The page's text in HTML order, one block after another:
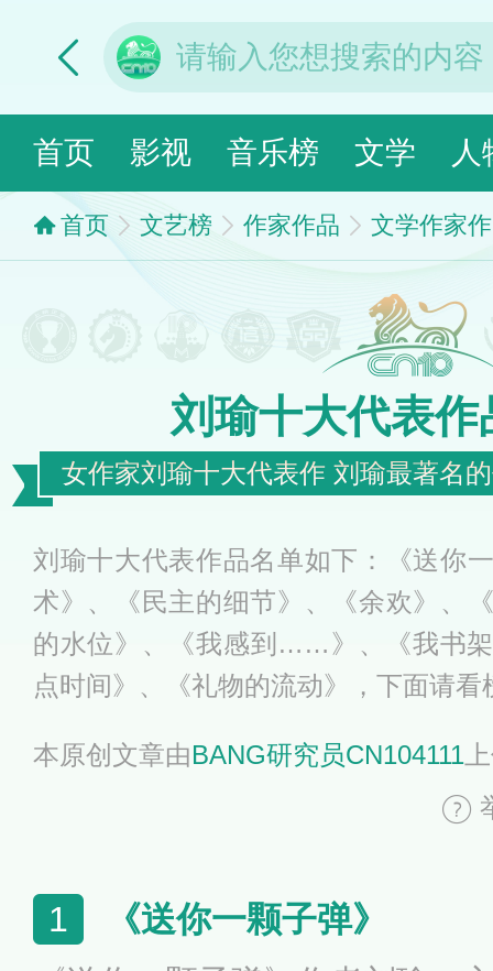
首页 影视 音乐榜 文学 人
首页 文艺榜 作家作品 文学作家
刘瑜十大代表作
女作家刘瑜十大代表作 刘瑜最著名
刘瑜十大代表作品名单如下：《送你
术》、《民主的细节》、《余欢》、
的水位》、《我感到……》、《我书
点时间》、《礼物的流动》，下面请看
本原创文章由BANG研究员CN104111
1 《送你一颗子弹》